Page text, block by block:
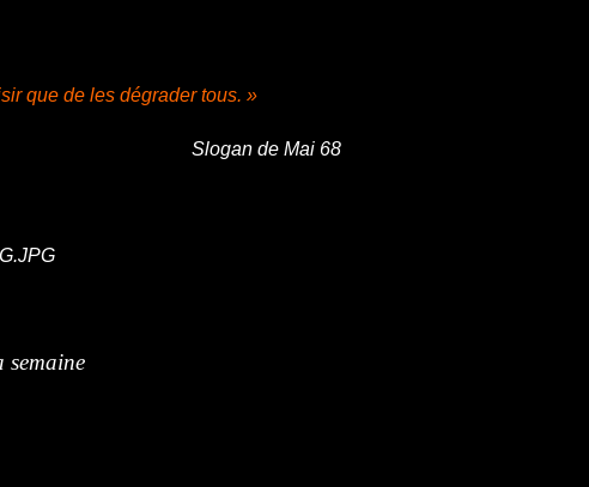
que de les dégrader tous. »
Slogan de Mai 68
semaine